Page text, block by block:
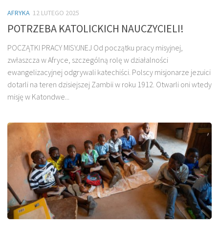
AFRYKA 12 LUTEGO 2025
POTRZEBA KATOLICKICH NAUCZYCIELI!
POCZĄTKI PRACY MISYJNEJ Od początku pracy misyjnej,
zwłaszcza w Afryce, szczególną rolę w działalności
ewangelizacyjnej odgrywali katechiści. Polscy misjonarze jezuici
dotarli na teren dzisiejszej Zambii w roku 1912. Otwarli oni wtedy
misję w Katondwe...